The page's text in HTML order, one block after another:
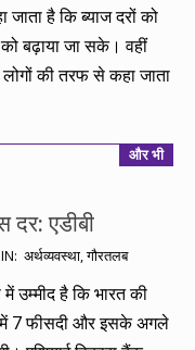
है कि ब्याज दरों को
बढ़ाया जा सके। वहीं
की तरफ से कहा जाता
और भी
दर: एडीबी
IN: अर्थव्यवस्था,गौरतलब
उम्मीद है कि भारत की
में 7 फीसदी और इसके अगले